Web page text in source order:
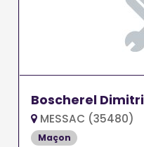
Boscherel Dimitri
MESSAC (35480)
Maçon